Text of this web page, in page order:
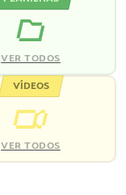
VER TODOS
VÍDEOS
VER TODOS